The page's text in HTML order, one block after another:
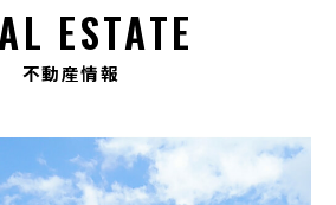
ESTATE
不動産情報